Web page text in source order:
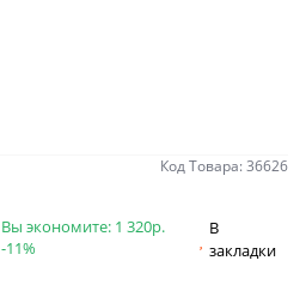
Код Товара: 36626
Вы экономите: 1 320р.
-11%
В
закладки